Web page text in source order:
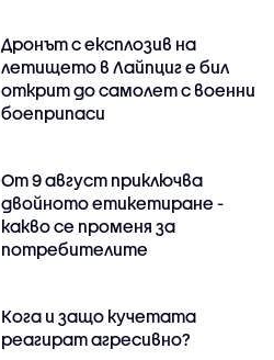
Дронът с експлозив на
летището в Лайпциг е бил
открит до самолет с военни
боеприпаси
От 9 август приключва
двойното етикетиране -
какво се променя за
потребителите
Кога и защо кучетата
реагират агресивно?